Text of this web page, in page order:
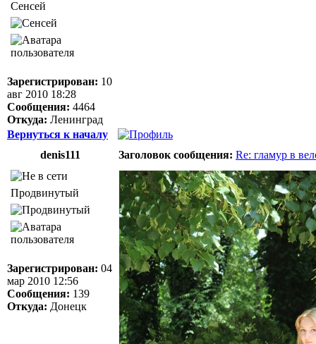
Сенсей
Зарегистрирован: 10
авг 2010 18:28
Сообщения: 4464
Откуда: Ленинград
Вернуться к началу
denis111
Заголовок сообщения: Re: гламур в
Продвинутый
Зарегистрирован: 04
мар 2010 12:56
Сообщения: 139
Откуда: Донецк